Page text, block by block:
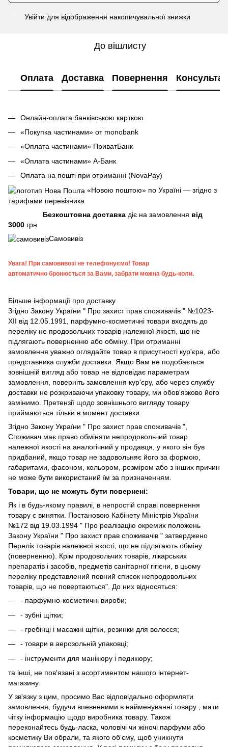
Увійти для відображення накопичувальної знижки
До вішлисту
Оплата Доставка Повернення
Онлайн-оплата банківською карткою
«Покупка частинами» от monobank
«Оплата частинами» ПриватБанк
«Оплата частинами» А-Банк
Оплата на пошті при отриманні (NovaPay)
«Новою поштою» по Україні — згідно з
тарифами перевізника
Безкоштовна доставка діє на замовлення від
3000 грн
Самовивіз
Увага! При самовивозі не телефонуємо! Товар
автоматично бронюється за Вами, забрати можна будь-коли.
Більше інформації про доставку
Згідно Закону України " Про захист прав споживачів " №1023-
XII від 12.05.1991, парфумно-косметичні товари входять до
переліку не продовольчих товарів належної якості, що не
підлягають поверненню або обміну. При отриманні
замовлення уважно оглядайте товар в присутності кур'єра, або
представника служби доставки. Якщо Вам не подобається
зовнішній вигляд або товар не відповідає параметрам
замовлення, поверніть замовлення кур'єру, або через службу
доставки не розкриваючи упаковку товару, ми обов'язково його
замінимо. Претензії щодо зовнішнього вигляду товару
приймаються тільки в момент доставки.
Згідно Закону України " Про захист прав споживачів ",
Споживач має право обміняти непродовольчий товар
належної якості на аналогічний у продавця, у якого він був
придбаний, якщо товар не задовольняє його за формою,
габаритами, фасоном, кольором, розміром або з інших причин
не може бути використаний їм за призначенням.
Товари, що не можуть бути повернені:
Як і в будь-якому правилі, в непростій справі повернення
товару є винятки. Постановою Кабінету Міністрів України
№172 від 19.03.1994 " Про реалізацію окремих положень
Закону України " Про захист прав споживачів " затверджено
Перелік товарів належної якості, що не підлягають обміну
(поверненню). Крім продовольчих товарів, лікарських
препаратів і засобів, предметів санітарної гігієни, в цьому
переліку представлений повний список непродовольчих
товарів, що не повертаються". До них відносяться:
- парфумно-косметичні вироби;
- зубні щітки;
- гребінці і масажні щітки, резинки для волосся;
- товари в аерозольній упаковці;
- інструменти для манікюру і педикюру;
та інші, не пов'язані з асортиментом нашого інтернет-
магазину.
У зв'язку з цим, просимо Вас відповідально оформляти
замовлення, будучи впевненими в найменуванні товару , мати
чітку інформацію щодо виробника товару. Також
переконайтесь будь-ласка, чоловічі чи жіночі парфуми або
косметику Ви обрали, та якого об’єму, щоб уникнути